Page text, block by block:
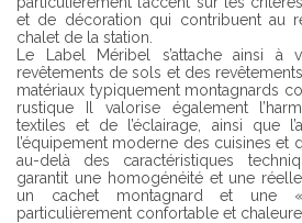
et de décoration qui contribuent au
chalet de la station.
Le Label Méribel s’attache ainsi à
revêtements de sols et des
matériaux typiquement montagnards
rustique Il valorise également
textiles et de l’éclairage, ainsi que
l’équipement moderne des cuisines et
au-delà des caractéristiques
garantit une homogénéité et une
un cachet montagnard et une
particulièrement confortable et